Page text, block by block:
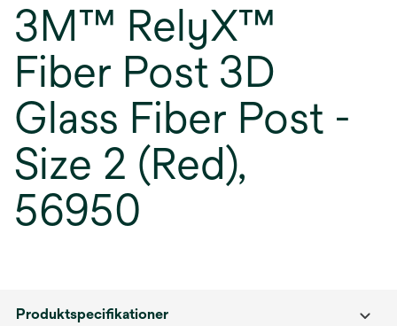
3M™ RelyX™
Fiber Post 3D
Glass Fiber Post -
Size 2 (Red),
56950
Produktspecifikationer